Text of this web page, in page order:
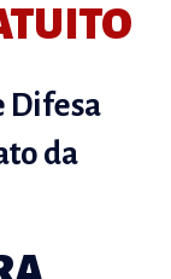
Difesa
da